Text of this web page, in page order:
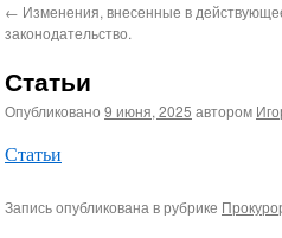
содержимому
← Изменения, внесенные в
законодательство.
Статьи
Опубликовано 9 июня, 2025 автором
Статьи
Запись опубликована в рубрике